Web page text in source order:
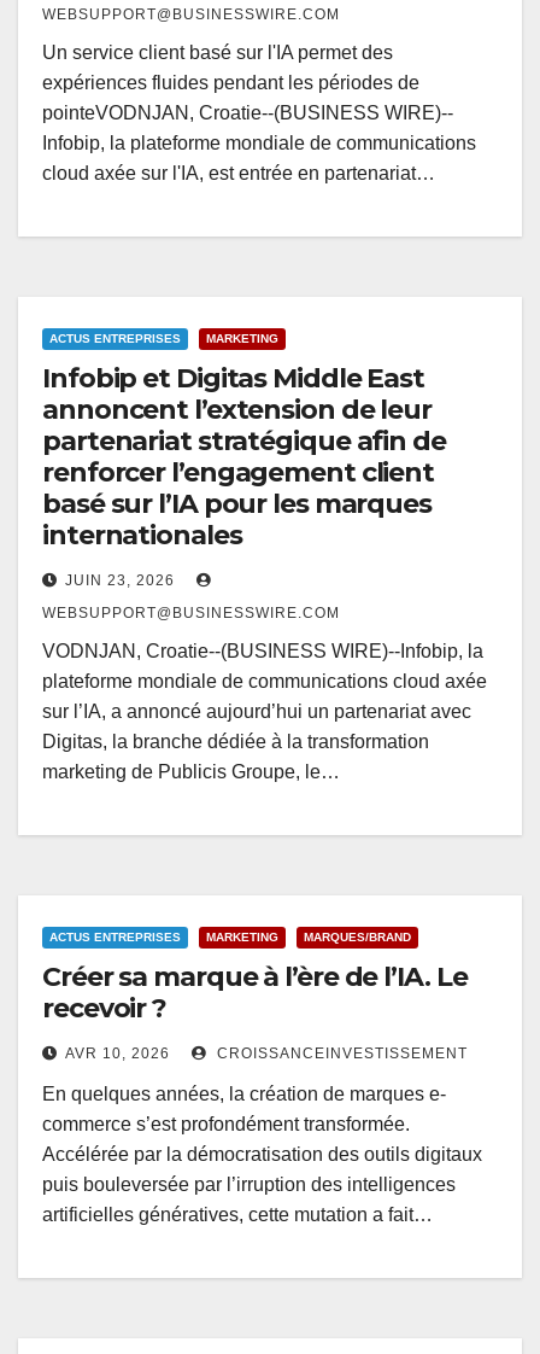
WEBSUPPORT@BUSINESSWIRE.COM
Un service client basé sur l'IA permet des
expériences fluides pendant les périodes de
pointeVODNJAN, Croatie--(BUSINESS WIRE)--
Infobip, la plateforme mondiale de communications
cloud axée sur l'IA, est entrée en partenariat…
ACTUS ENTREPRISES MARKETING
Infobip et Digitas Middle East
annoncent l’extension de leur
partenariat stratégique afin de
renforcer l’engagement client
basé sur l’IA pour les marques
internationales
JUIN 23, 2026
WEBSUPPORT@BUSINESSWIRE.COM
VODNJAN, Croatie--(BUSINESS WIRE)--Infobip, la
plateforme mondiale de communications cloud axée
sur l’IA, a annoncé aujourd’hui un partenariat avec
Digitas, la branche dédiée à la transformation
marketing de Publicis Groupe, le…
ACTUS ENTREPRISES MARKETING MARQUES/BRAND
Créer sa marque à l’ère de l’IA. Le
recevoir ?
AVR 10, 2026 CROISSANCEINVESTISSEMENT
En quelques années, la création de marques e-
commerce s’est profondément transformée.
Accélérée par la démocratisation des outils digitaux
puis bouleversée par l’irruption des intelligences
artificielles génératives, cette mutation a fait…